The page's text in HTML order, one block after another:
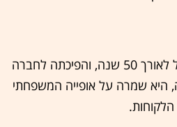
למרות צמיחתה של נתנאל לאורך 50 שנה, והפיכתה לחברה
היא שמרה על אופייה המשפחתי